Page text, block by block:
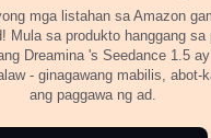
mga listahan sa Amazon
Mula sa produkto hanggang sa
Dreamina 's Seedance 1.5
- ginagawang mabilis, abot-
ang paggawa ng ad.